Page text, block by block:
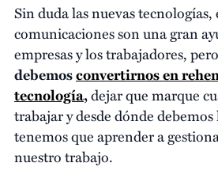
Sin duda las nuevas tecnologías,
comunicaciones son una gran
empresas y los trabajadores, pero
debemosconvertirnos en
tecnología,dejar que marque
trabajar y desde dónde
tenemos que aprender a
nuestro trabajo.